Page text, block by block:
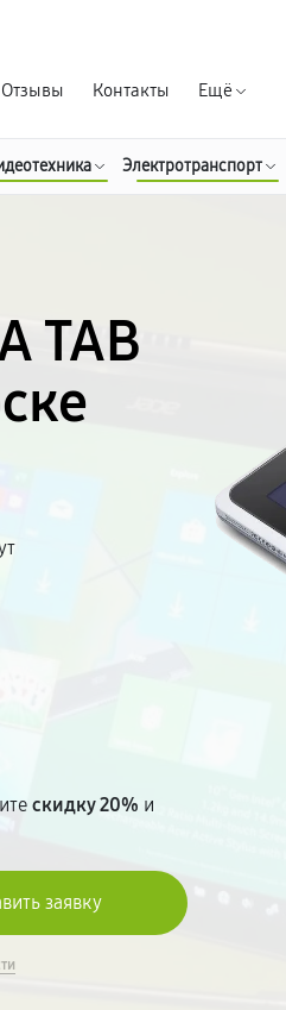
Отзывы Контакты Ещё
Электротранспорт
TAB
скидку 20% и